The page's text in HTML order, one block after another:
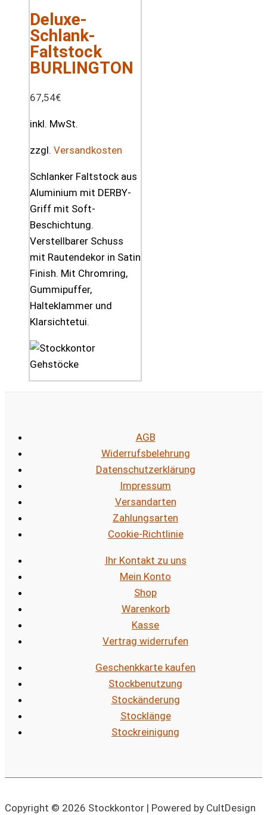
Deluxe-
Schlank-
Faltstock
BURLINGTON
67,54€
inkl. MwSt.
zzgl. Versandkosten
Schlanker Faltstock aus
Aluminium mit DERBY-
Griff mit Soft-
Beschichtung.
Verstellbarer Schuss
mit Rautendekor in Satin
Finish. Mit Chromring,
Gummipuffer,
Halteklammer und
Klarsichtetui.
AGB
Widerrufsbelehrung
Datenschutzerklärung
Impressum
Versandarten
Zahlungsarten
Cookie-Richtlinie
Ihr Kontakt zu uns
Mein Konto
Shop
Warenkorb
Kasse
Vertrag widerrufen
Geschenkkarte kaufen
Stockbenutzung
Stockänderung
Stocklänge
Stockreinigung
Copyright © 2026 Stockkontor | Powered by CultDesign